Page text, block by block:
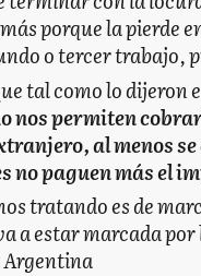
porque la pierde
o tercer trabajo,
tal como lo dijeron
nos permiten
al menos
no paguen más el
tratando es de
a estar marcada
Argentina